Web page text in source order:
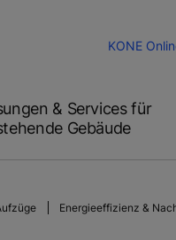
KONE
& Services für
Gebäude
Energieeffizienz &